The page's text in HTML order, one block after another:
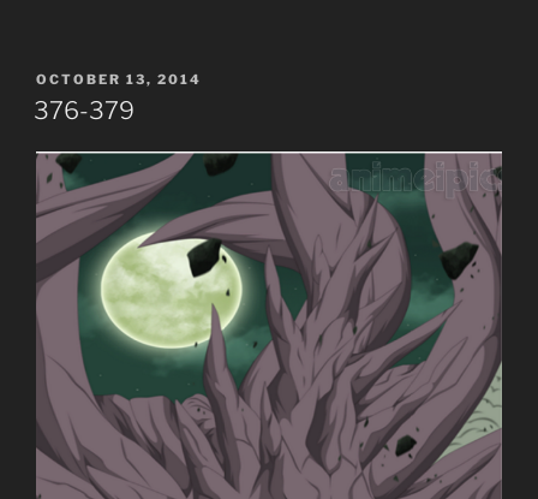
POSTED
ON
OCTOBER 13, 2014
376-379